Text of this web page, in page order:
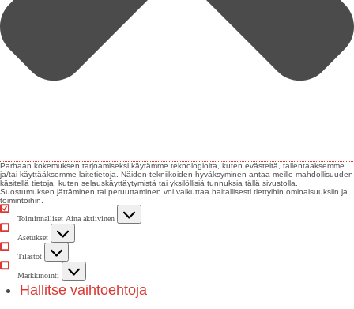
Parhaan kokemuksen tarjoamiseksi käytämme teknologioita, kuten evästeitä, tallentaaksemme
ja/tai käyttääksemme laitetietoja. Näiden tekniikoiden hyväksyminen antaa meille mahdollisuuden
käsitellä tietoja, kuten selauskäyttäytymistä tai yksilöllisiä tunnuksia tällä sivustolla.
Suostumuksen jättäminen tai peruuttaminen voi vaikuttaa haitallisesti tiettyihin ominaisuuksiin ja
toimintoihin.
Toiminnalliset Aina aktiivinen
Asetukset
Asetukset
Tilastot
Tilastot
Markkinointi
Markkinointi
Hallitse vaihtoehtoja